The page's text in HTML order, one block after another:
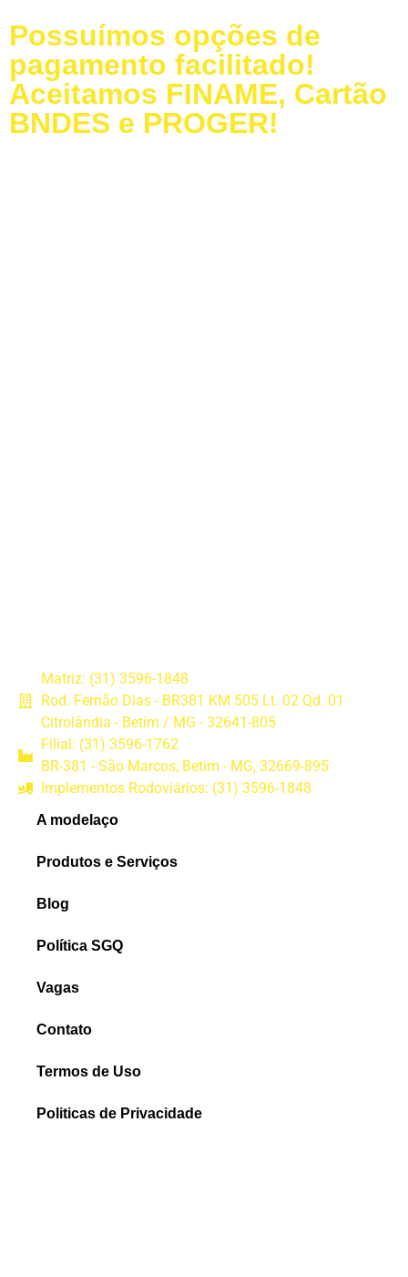
Possuímos opções de
pagamento facilitado!
Aceitamos FINAME, Cartão
BNDES e PROGER!
Matriz: (31) 3596-1848
Rod. Fernão Dias - BR381 KM 505 Lt. 02 Qd. 01
Citrolândia - Betim / MG - 32641-805
Filial: (31) 3596-1762
BR-381 - São Marcos, Betim - MG, 32669-895
Implementos Rodoviários: (31) 3596-1848
A modelaço
Produtos e Serviços
Blog
Política SGQ
Vagas
Contato
Termos de Uso
Politicas de Privacidade